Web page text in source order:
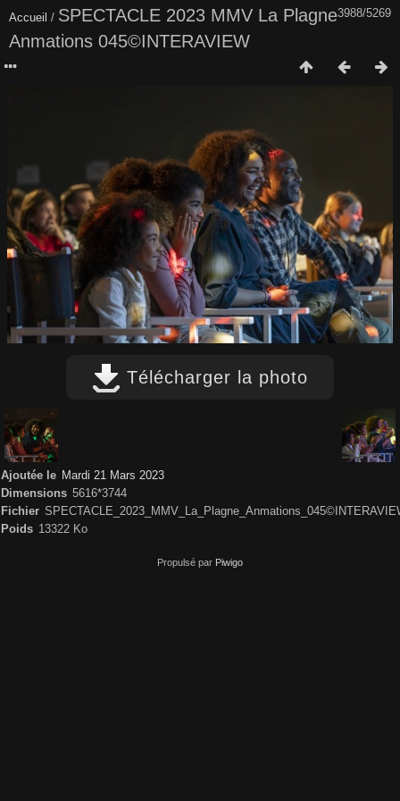
3988/5269
Accueil / SPECTACLE 2023 MMV La Plagne
Anmations 045©INTERAVIEW
Télécharger la photo
Ajoutée le Mardi 21 Mars 2023
Dimensions 5616*3744
Fichier
Poids 13322 Ko
Propulsé par Piwigo